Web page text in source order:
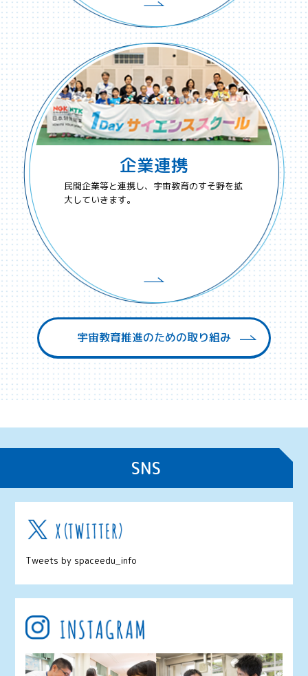
企業連携
民間企業等と連携し、宇宙教育のすそ野を拡
大していきます。
宇宙教育推進のための取り組み
SNS
Tweets by spaceedu_info